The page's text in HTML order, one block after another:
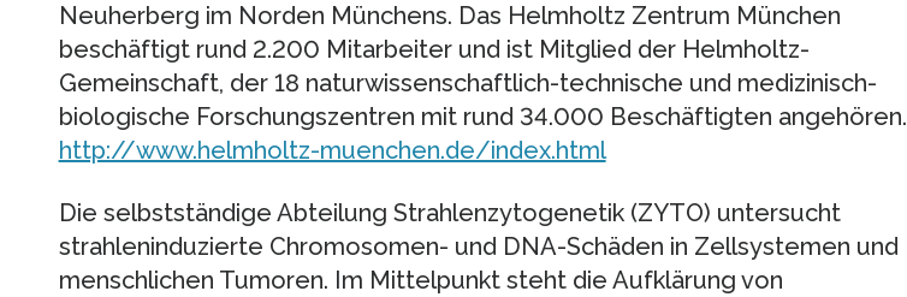
Neuherberg im Norden Münchens. Das Helmholtz Zentrum München
beschäftigt rund 2.200 Mitarbeiter und ist Mitglied der Helmholtz-
Gemeinschaft, der 18 naturwissenschaftlich-technische und medizinisch-
biologische Forschungszentren mit rund 34.000 Beschäftigten angehören.
http://www.helmholtz-muenchen.de/index.html
Die selbstständige Abteilung Strahlenzytogenetik (ZYTO) untersucht
strahleninduzierte Chromosomen- und DNA-Schäden in Zellsystemen und
menschlichen Tumoren. Im Mittelpunkt steht die Aufklärung von